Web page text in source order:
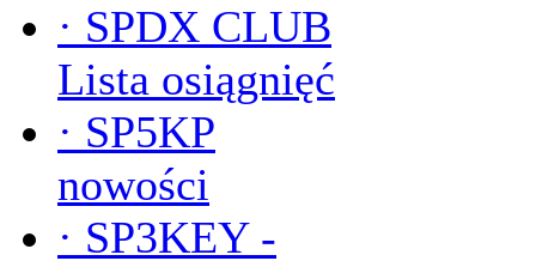
· SPDX CLUB
Lista osiągnięć
· SP5KP
nowości
· SP3KEY -